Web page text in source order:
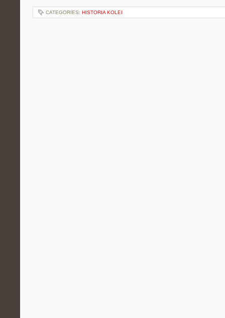
CATEGORIES: HISTORIA KOLEI